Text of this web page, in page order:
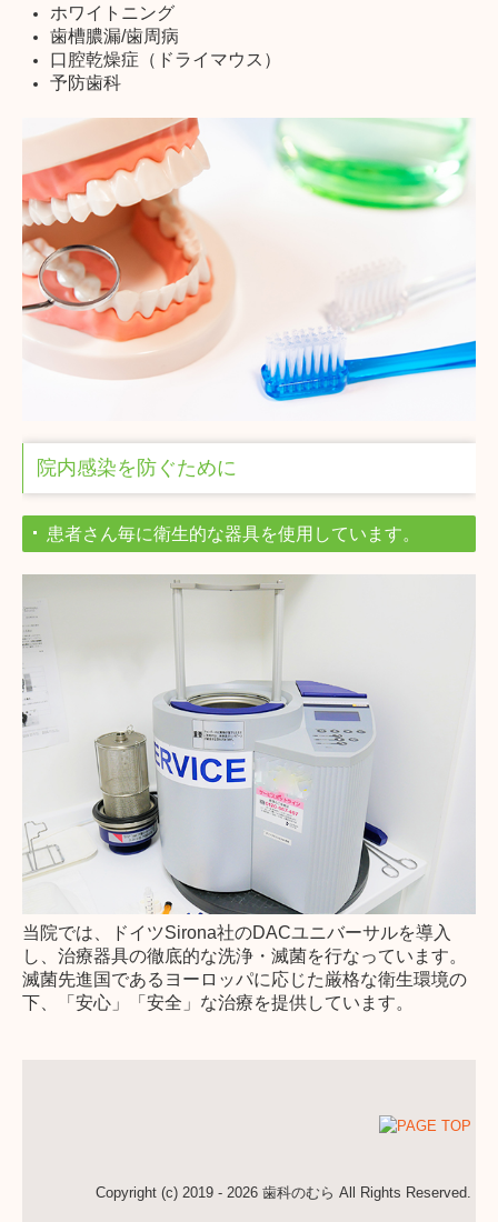
ホワイトニング
歯槽膿漏/歯周病
口腔乾燥症（ドライマウス）
予防歯科
院内感染を防ぐために
患者さん毎に衛生的な器具を使用しています。
当院では、ドイツSirona社のDACユニバーサルを導入
し、治療器具の徹底的な洗浄・滅菌を行なっています。
滅菌先進国であるヨーロッパに応じた厳格な衛生環境の
下、「安心」「安全」な治療を提供しています。
Copyright (c) 2019 - 2026 歯科のむら All Rights Reserved.